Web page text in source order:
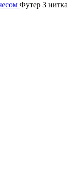
Футер 3 нитка